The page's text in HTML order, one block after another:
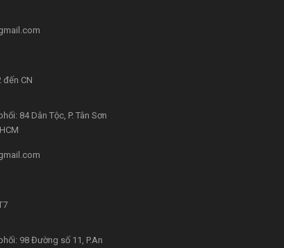
đến CN
84 Dân Tộc, P. Tân Sơn
98 Đường số 11, P.An